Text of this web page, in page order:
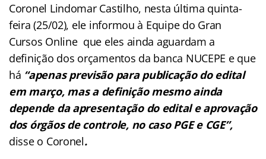
Coronel Lindomar Castilho, nesta última quinta-
feira (25/02), ele informou à Equipe do Gran
Cursos Online que eles ainda aguardam a
definição dos orçamentos da banca NUCEPE e que
há “apenas previsão para publicação do edital
em março, mas a definição mesmo ainda
depende da apresentação do edital e aprovação
dos órgãos de controle, no caso PGE e CGE”,
disse o Coronel.